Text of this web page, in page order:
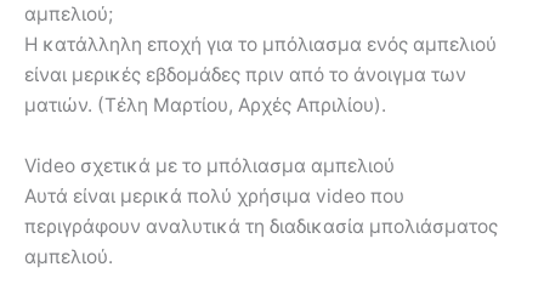
αμπελιού;
Η κατάλληλη εποχή για το μπόλιασμα ενός αμπελιού
είναι μερικές εβδομάδες πριν από το άνοιγμα των
ματιών. (Τέλη Μαρτίου, Αρχές Απριλίου).
Video σχετικά με το μπόλιασμα αμπελιού
Αυτά είναι μερικά πολύ χρήσιμα video που
περιγράφουν αναλυτικά τη διαδικασία μπολιάσματος
αμπελιού.